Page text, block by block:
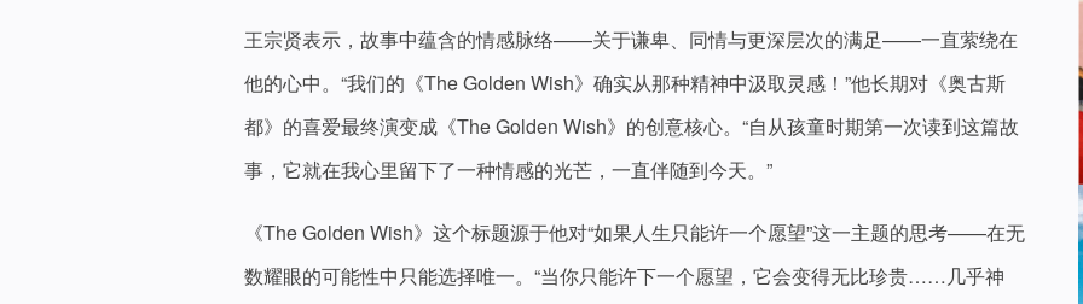
王宗贤表示，故事中蕴含的情感脉络——关于谦卑、同情与更深层次的满足——一直萦绕在
他的心中。“我们的《The Golden Wish》确实从那种精神中汲取灵感！”他长期对《奥古斯
都》的喜爱最终演变成《The Golden Wish》的创意核心。“自从孩童时期第一次读到这篇故
事，它就在我心里留下了一种情感的光芒，一直伴随到今天。”
《The Golden Wish》这个标题源于他对“如果人生只能许一个愿望”这一主题的思考——在无
数耀眼的可能性中只能选择唯一。“当你只能许下一个愿望，它会变得无比珍贵……几乎神